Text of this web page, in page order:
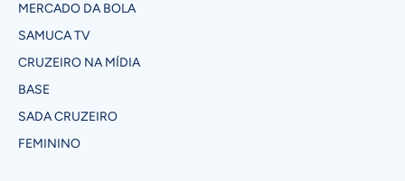
MERCADO DA BOLA
SAMUCA TV
CRUZEIRO NA MÍDIA
BASE
SADA CRUZEIRO
FEMININO